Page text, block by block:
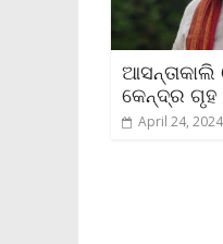
କେନ୍ଦ୍ର ଗୃହ
April 24, 2024